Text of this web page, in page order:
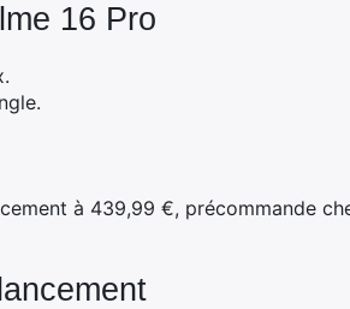
16 Pro
à 439,99 €, précommande